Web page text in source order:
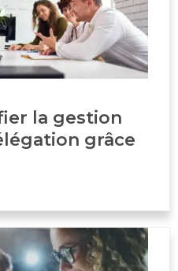
la gestion
grâce